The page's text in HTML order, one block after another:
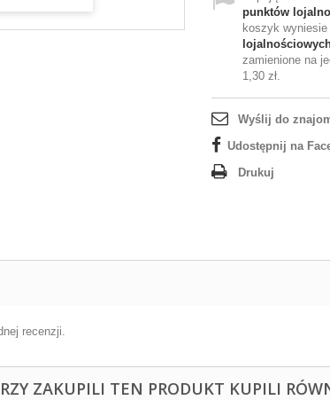
punktów
koszyk wyniesie
zamienione na
1,30 zł.
Wyślij do
Udostępnij na
Drukuj
recenzji.
ZAKUPILI TEN PRODUKT KUPILI